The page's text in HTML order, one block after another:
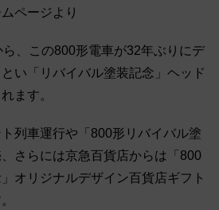
ページより
、この800形電車が32年ぶりにデ
い「リバイバル塗装記念」ヘッド
ます。
列車運行や「800形リバイバル塗
さらには京急百貨店からは「800
オリジナルデザイン百貨店ギフト